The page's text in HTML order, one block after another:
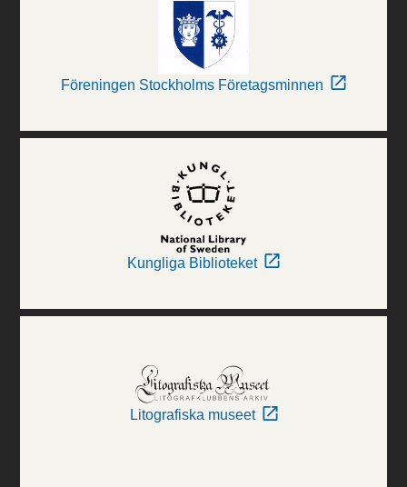
Föreningen Stockholms Företagsminnen
Kungliga Biblioteket
Litografiska museet